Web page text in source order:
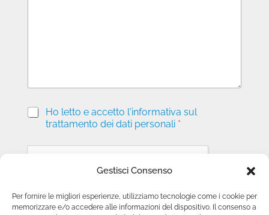
Gestisci Consenso
Per fornire le migliori esperienze, utilizziamo tecnologie come i cookie per
memorizzare e/o accedere alle informazioni del dispositivo. Il consenso a
P
v
a
*
Ho letto e accetto l'informativa sul
trattamento dei dati personali *
Invia richiesta